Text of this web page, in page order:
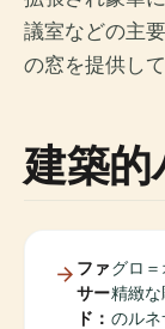
議室などの主
の窓を提供して
建築的
ファ
サー
ド：
グロ
精緻
のルネ